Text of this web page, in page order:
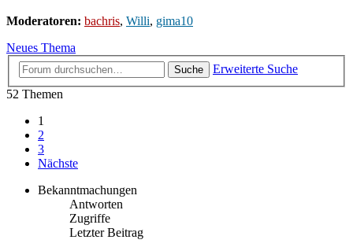
Moderatoren: bachris, Willi, gima10
Neues Thema
Suche
Erweiterte Suche
52 Themen
1
2
3
Nächste
Bekanntmachungen
Antworten
Zugriffe
Letzter Beitrag